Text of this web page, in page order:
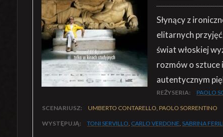
Słynący z
elitarnych
świat włoskiej
rozmów o sztuce
autentycznym
REŻYSERIA: PAOLO
SCENARIUSZ: UMBERTO CONTARELLO, PAOLO SORRENTINO
WYSTĘPUJĄ: TONI SERVILLO, CARLO VERDONE, SABRINA